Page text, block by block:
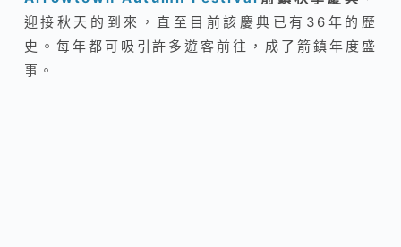
迎接秋天的到來，直至目前該慶典已有36年的歷
史。每年都可吸引許多遊客前往，成了箭鎮年度盛
事。